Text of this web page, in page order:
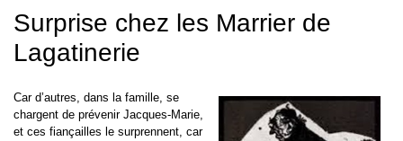
Surprise chez les Marrier de
Lagatinerie
Car d’autres, dans la famille, se
chargent de prévenir Jacques-Marie,
et ces fiançailles le surprennent, car